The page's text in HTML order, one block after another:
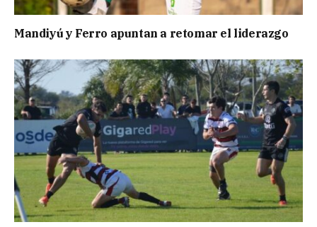
Mandiyú y Ferro apuntan a retomar el liderazgo